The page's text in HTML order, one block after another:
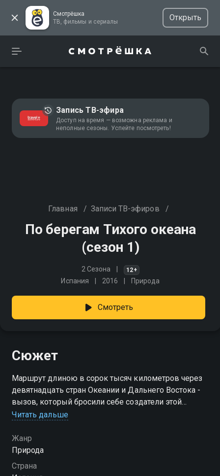
Смотрёшка
ТВ, фильмы и сериалы
Открыть
Запись ТВ-эфира
Доступ на время — возможна реклама и
неполные сезоны. Успейте посмотреть!
Главная / Записи ТВ-эфиров /
По берегам Тихого океана
(сезон 1)
2 Сезона 12+
Испания 2016 Природа
Смотреть
Сюжет
Маршрут длиною в сорок тысяч километров через
девятнадцать стран Океании и Дальнего Востока -
вызов, который бросили себе создатели этой
программы, отправившиеся в одно из самых
Посмотреть онлайн 1 сезон сериала По берегам
Тихого океана вы можете совершенно бесплатно в
хорошем HD качестве на Смотрёшке
Читать дальше
Жанр
Природа
Страна